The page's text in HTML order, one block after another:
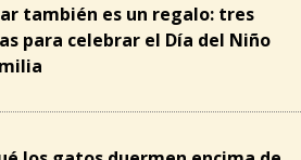
también es un regalo: tres
para celebrar el Día del Niño